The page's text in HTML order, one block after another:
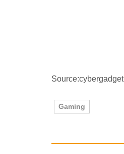
Source:cybergadget
Gaming